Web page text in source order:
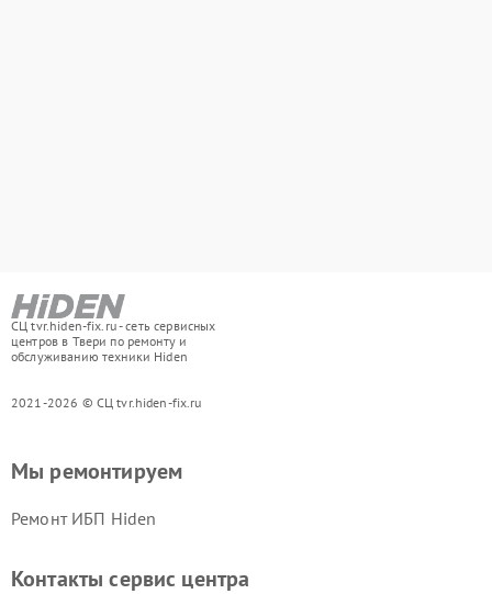
СЦ tvr.hiden-fix.ru - сеть сервисных
центров в Твери по ремонту и
обслуживанию техники Hiden
2021-2026 © СЦ tvr.hiden-fix.ru
Мы ремонтируем
Ремонт ИБП Hiden
Контакты сервис центра